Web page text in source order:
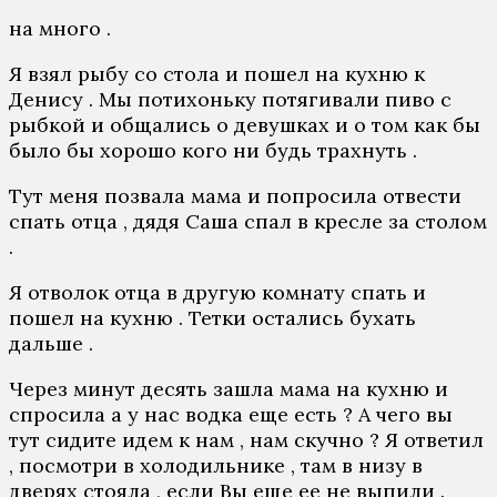
на много .
Я взял рыбу со стола и пошел на кухню к
Денису . Мы потихоньку потягивали пиво с
рыбкой и общались о девушках и о том как бы
было бы хорошо кого ни будь трахнуть .
Тут меня позвала мама и попросила отвести
спать отца , дядя Саша спал в кресле за столом
.
Я отволок отца в другую комнату спать и
пошел на кухню . Тетки остались бухать
дальше .
Через минут десять зашла мама на кухню и
спросила а у нас водка еще есть ? А чего вы
тут сидите идем к нам , нам скучно ? Я ответил
, посмотри в холодильнике , там в низу в
дверях стояла , если Вы еще ее не выпили .